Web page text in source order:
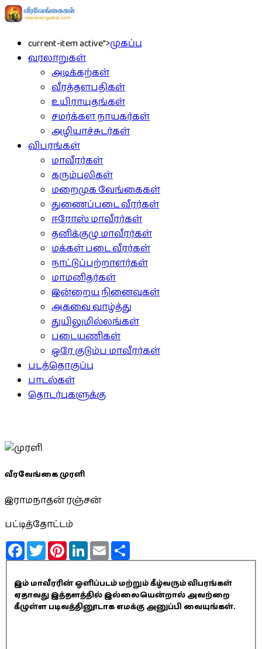
current-item active">முகப்பு
வரலாறுகள்
அடிக்கற்கள்
வீரத்தளபதிகள்
உயிராயுதங்கள்
சமர்க்கள நாயகர்கள்
அழியாச்சுடர்கள்
விபரங்கள்
மாவீரர்கள்
கரும்புலிகள்
மறைமுக வேங்கைகள்
துணைப்படை வீரர்கள்
ஈரோஸ் மாவீரர்கள்
தனிக்குழு மாவீரர்கள்
மக்கள் படை வீரர்கள்
நாட்டுப்பற்றாளர்கள்
மாமனிதர்கள்
இன்றைய நினைவுகள்
அகவை வாழ்த்து
துயிலுமில்லங்கள்
படையணிகள்
ஒரே குடும்ப மாவீரர்கள்
படத்தொகுப்பு
பாடல்கள்
தொடர்புகளுக்கு
வீரவேங்கை முரளி
இராமநாதன் ரஞ்சன்
பட்டித்தோட்டம்
FacebookTwitterPinterestLinkedInEmail
இம் மாவீரரின் ஒளிப்படம் மற்றும் கீழ்வரும் விபரங்கள்
ஏதாவது இத்தளத்தில் இல்லையென்றால் அவற்றை
கீழுள்ள படிவத்தினூடாக எமக்கு அனுப்பி வையுங்கள்.